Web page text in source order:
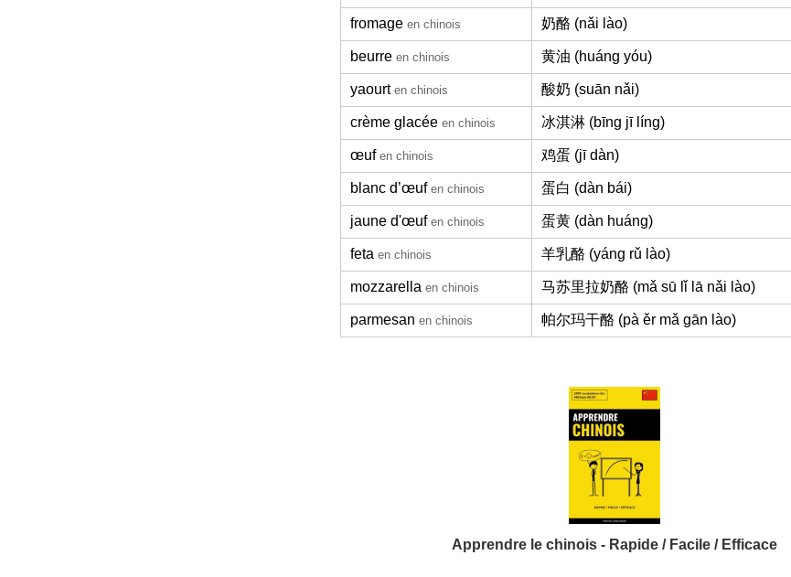
fromage en chinois 奶酪 (nǎi lào)
beurre en chinois 黄油 (huáng yóu)
yaourt en chinois 酸奶 (suān nǎi)
crème glacée en chinois 冰淇淋 (bīng jī líng)
œuf en chinois 鸡蛋 (jī dàn)
blanc d’œuf en chinois 蛋白 (dàn bái)
jaune d'œuf en chinois 蛋黄 (dàn huáng)
feta en chinois 羊乳酪 (yáng rǔ lào)
mozzarella en chinois 马苏里拉奶酪 (mǎ sū lǐ lā nǎi lào)
parmesan en chinois 帕尔玛干酪 (pà ěr mǎ gān lào)
Apprendre le chinois - Rapide / Facile / Efficace